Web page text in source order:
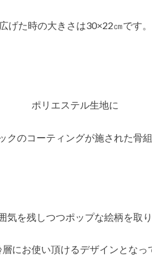
広げた時の大きさは30×22㎝です。
ポリエステル生地に
クのコーティングが施された骨組
気を残しつつポップな絵柄を取り
にお使い頂けるデザインとなっ